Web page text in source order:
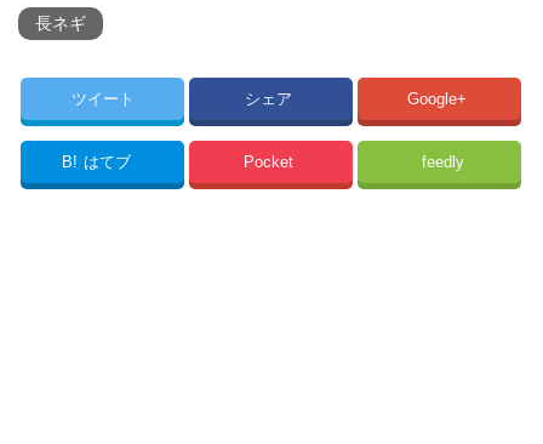
長ネギ
ツイート シェア Google+
B! はてブ Pocket feedly